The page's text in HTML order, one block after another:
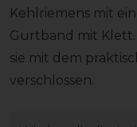
Kehlriemens mit
Gurtband mit Klett.
sie mit dem
verschlossen.